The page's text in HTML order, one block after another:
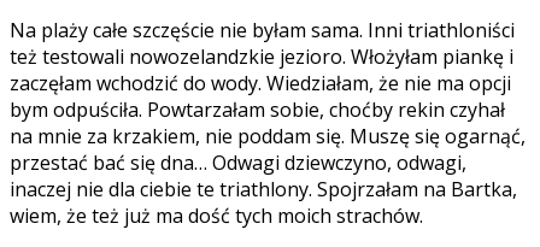
Na plaży całe szczęście nie byłam sama. Inni triathloniści
też testowali nowozelandzkie jezioro. Włożyłam piankę i
zaczęłam wchodzić do wody. Wiedziałam, że nie ma opcji
bym odpuściła. Powtarzałam sobie, choćby rekin czyhał
na mnie za krzakiem, nie poddam się. Muszę się ogarnąć,
przestać bać się dna… Odwagi dziewczyno, odwagi,
inaczej nie dla ciebie te triathlony. Spojrzałam na Bartka,
wiem, że też już ma dość tych moich strachów.